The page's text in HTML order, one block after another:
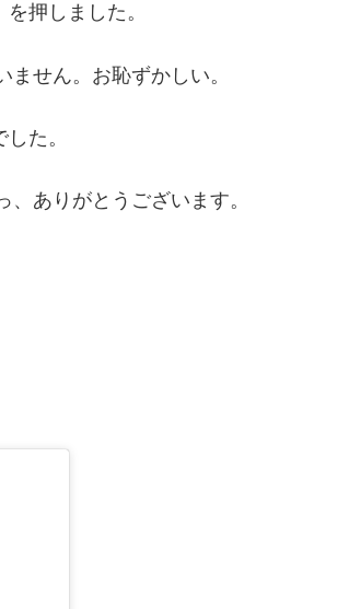
押しました。
せん。お恥ずかしい。
た。
ありがとうございます。